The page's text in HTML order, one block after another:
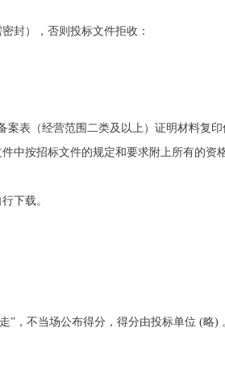
封），否则投标文件拒收：
表（经营范围二类及以上）证明材料复
中按招标文件的规定和要求附上所有的资
下载。
”，不当场公布得分，得分由投标单位 (略)